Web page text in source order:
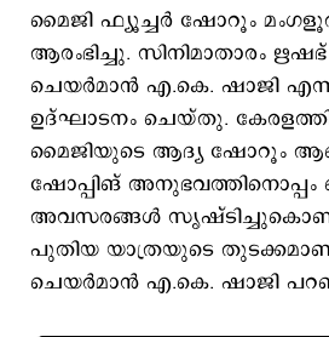
മൈജി ഫ്യൂച്ചര്‍ ഷോറൂം
ആരംഭിച്ചു. സിനിമാതാരം
ചെയര്‍മാന്‍ എ.കെ. ഷാജി
ഉദ്ഘാടനം ചെയ്തു.
മൈജിയുടെ ആദ്യ ഷോറൂം
ഷോപ്പിങ് അനുഭവത്തിനൊപ്പം
അവസരങ്ങള്‍
പുതിയ യാത്രയുടെ
ചെയര്‍മാന്‍ എ.കെ. ഷാജി